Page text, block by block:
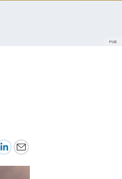
PUB